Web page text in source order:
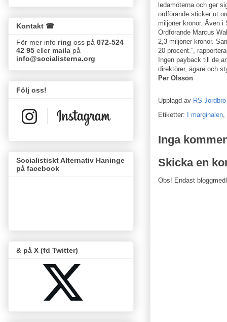
ledamöterna och ger
ordförande sticker ut
miljoner kronor. Även
Ordförande Marcus
2,3 miljoner kronor.
20 procent.”,
Ingen payback till de
direktörer, ägare och
Per Olsson
Upplagd av RS Jordbro
Etiketter:
I marginalen
Inga
Skicka en
Obs! Endast
Kontakt ☎
För mer info ring oss på 072-524
42 95 eller maila på
info@socialisterna.org
Följ oss!
Socialistiskt Alternativ Haninge
på facebook
& på X (fd Twitter)